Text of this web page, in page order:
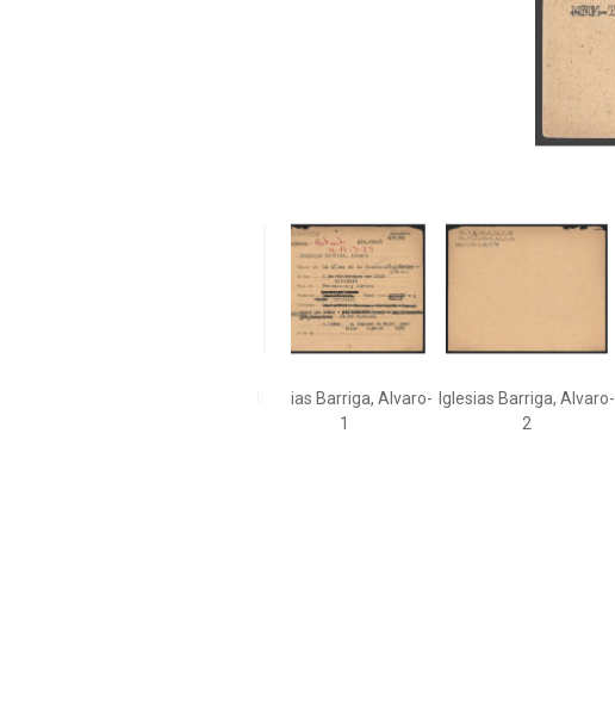
Iglesias Barriga, Alvaro-
1
Iglesias Barriga, Alvaro-
2